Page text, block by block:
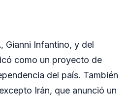
Gianni Infantino, y del
como un proyecto de
del país. También
Irán, que anunció un